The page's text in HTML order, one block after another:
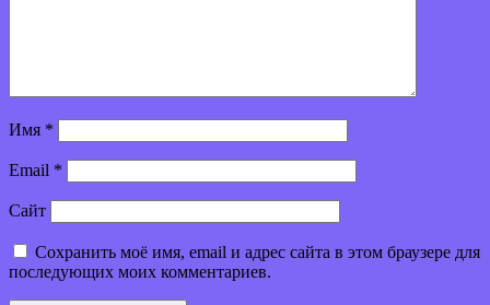
Имя *
Email *
Сайт
Сохранить моё имя, email и адрес сайта в этом браузере для
последующих моих комментариев.